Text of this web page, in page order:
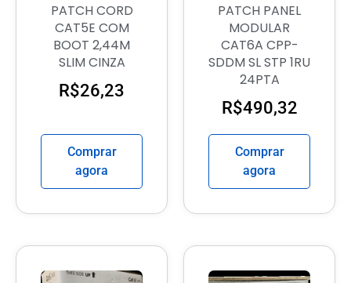
PATCH CORD
CAT5E COM
BOOT 2,44M
SLIM CINZA
R$26,23
Comprar
agora
PATCH PANEL
MODULAR
CAT6A CPP-
SDDM SL STP 1RU
24PTA
R$490,32
Comprar
agora